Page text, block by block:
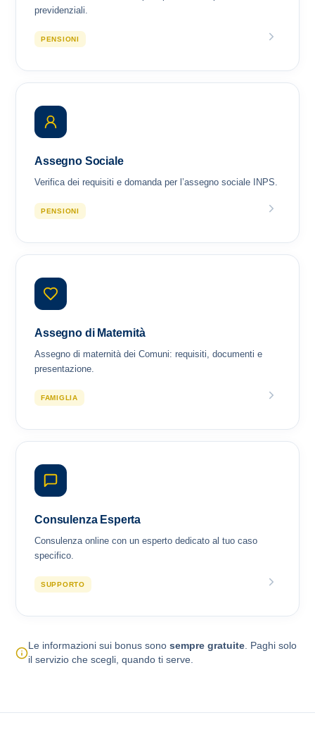
previdenziali.
PENSIONI
Assegno Sociale
Verifica dei requisiti e domanda per l’assegno sociale INPS.
PENSIONI
Assegno di Maternità
Assegno di maternità dei Comuni: requisiti, documenti e
presentazione.
FAMIGLIA
Consulenza Esperta
Consulenza online con un esperto dedicato al tuo caso
specifico.
SUPPORTO
Le informazioni sui bonus sono sempre gratuite. Paghi solo
il servizio che scegli, quando ti serve.